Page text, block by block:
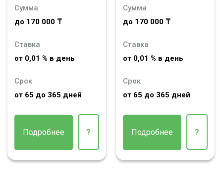
Сумма
до 170 000 ₸
Ставка
от 0,01 % в день
Срок
от 65 до 365 дней
Подробнее ?
Сумма
до 170 000 ₸
Ставка
от 0,01 % в день
Срок
от 65 до 365 дней
Подробнее ?